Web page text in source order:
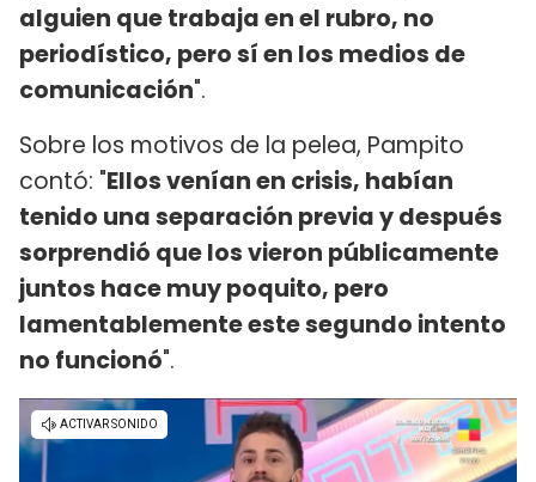
alguien que trabaja en el rubro, no
periodístico, pero sí en los medios de
comunicación".
Sobre los motivos de la pelea, Pampito
contó: "Ellos venían en crisis, habían
tenido una separación previa y después
sorprendió que los vieron públicamente
juntos hace muy poquito, pero
lamentablemente este segundo intento
no funcionó".